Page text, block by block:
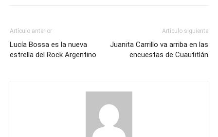
Artículo anterior
Lucía Bossa es la nueva
estrella del Rock Argentino
Artículo siguiente
Juanita Carrillo va arriba en las
encuestas de Cuautitlán